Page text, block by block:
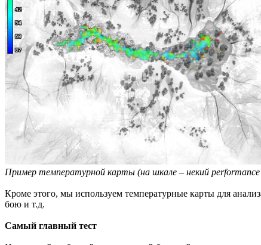
Пример температурной карты (на шкале – некий
Кроме этого, мы используем температурные карты для
бою и т.д.
Самый главный тест